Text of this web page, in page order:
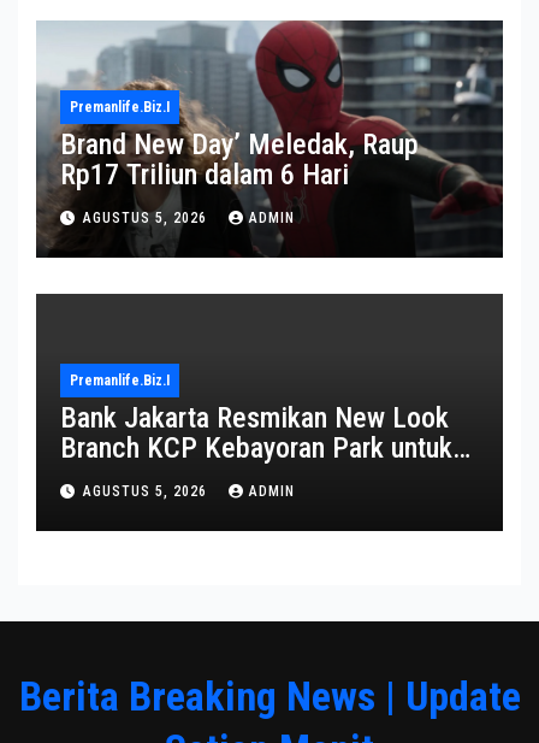
Premanlife.biz.i
Brand New Day’ Meledak, Raup
Rp17 Triliun dalam 6 Hari
AGUSTUS 5, 2026 ADMIN
Premanlife.biz.i
Bank Jakarta Resmikan New Look
Branch KCP Kebayoran Park untuk
Transformasi Layanan
AGUSTUS 5, 2026 ADMIN
Berita Breaking News | Update